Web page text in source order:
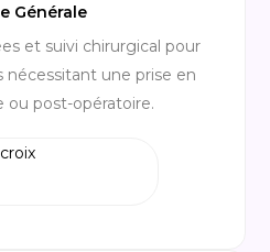
Générale
et suivi chirurgical pour
une prise en
ou post-opératoire.